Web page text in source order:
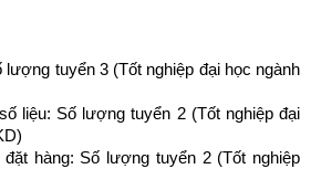
lượng tuyển 3 (Tốt nghiệp đại học ngành
liệu: Số lượng tuyển 2 (Tốt nghiệp đại
hàng: Số lượng tuyển 2 (Tốt nghiệp